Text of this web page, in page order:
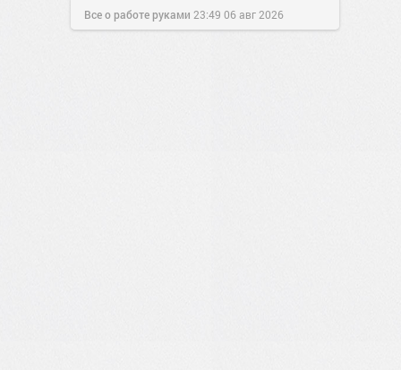
Все о работе руками 23:49 06 авг 2026